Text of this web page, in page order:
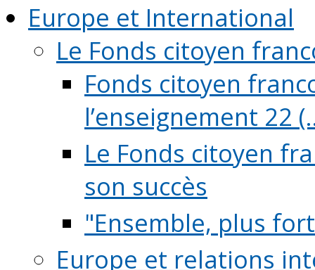
Europe et International
Le Fonds citoyen
Fonds citoyen
l’enseignement 22
Le Fonds citoyen
son succès
"Ensemble, plus
Europe et relations